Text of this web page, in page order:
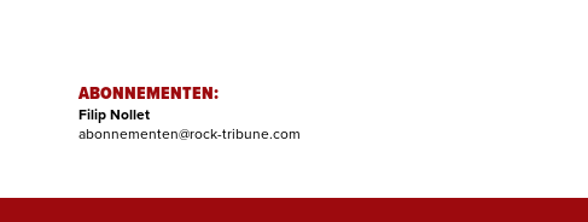
ABONNEMENTEN:
Filip Nollet
abonnementen@rock-tribune.com